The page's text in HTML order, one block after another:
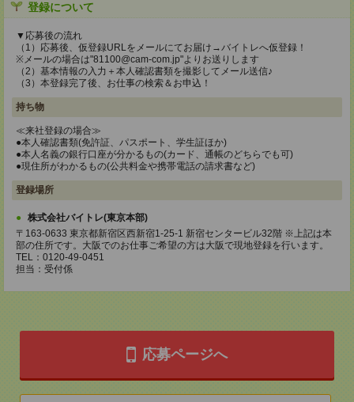
登録について
▼応募後の流れ
（1）応募後、仮登録URLをメールにてお届け→バイトレへ仮登録！
※メールの場合は"81100@cam-com.jp"よりお送りします
（2）基本情報の入力＋本人確認書類を撮影してメール送信♪
（3）本登録完了後、お仕事の検索＆お申込！
持ち物
≪来社登録の場合≫
●本人確認書類(免許証、パスポート、学生証ほか)
●本人名義の銀行口座が分かるもの(カード、通帳のどちらでも可)
●現住所がわかるもの(公共料金や携帯電話の請求書など)
登録場所
株式会社バイトレ(東京本部)
〒163-0633 東京都新宿区西新宿1-25-1 新宿センタービル32階 ※上記は本
部の住所です。大阪でのお仕事ご希望の方は大阪で現地登録を行います。
TEL：0120-49-0451
担当：受付係
応募ページへ